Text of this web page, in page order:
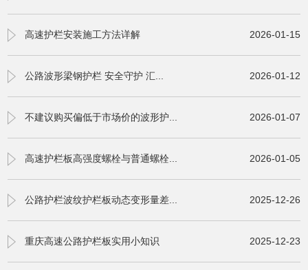
高速护栏安装施工方法详解 2026-01-15
公路波形梁钢护栏 安全守护 汇... 2026-01-12
不建议购买偏低于市场价的波形护... 2026-01-07
高速护栏板高强度螺栓与普通螺栓... 2026-01-05
公路护栏波纹护栏板动态变形量差... 2025-12-26
重庆高速公路护栏板实用小知识 2025-12-23